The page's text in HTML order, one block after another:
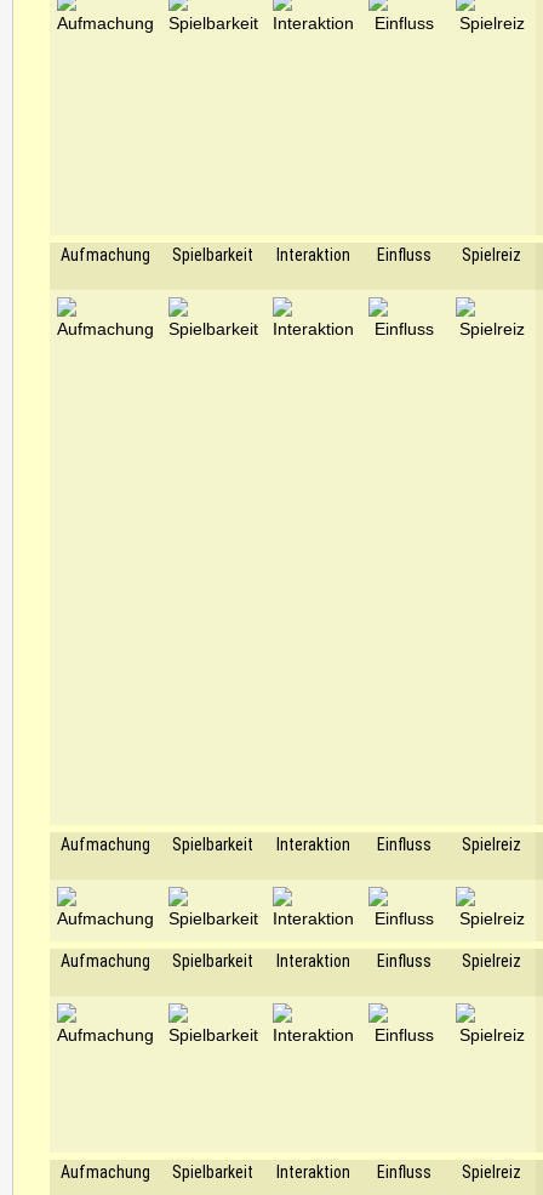
Aufmachung Spielbarkeit Interaktion Einfluss Spielreiz
Aufmachung Spielbarkeit Interaktion Einfluss Spielreiz
Aufmachung Spielbarkeit Interaktion Einfluss Spielreiz
Aufmachung Spielbarkeit Interaktion Einfluss Spielreiz